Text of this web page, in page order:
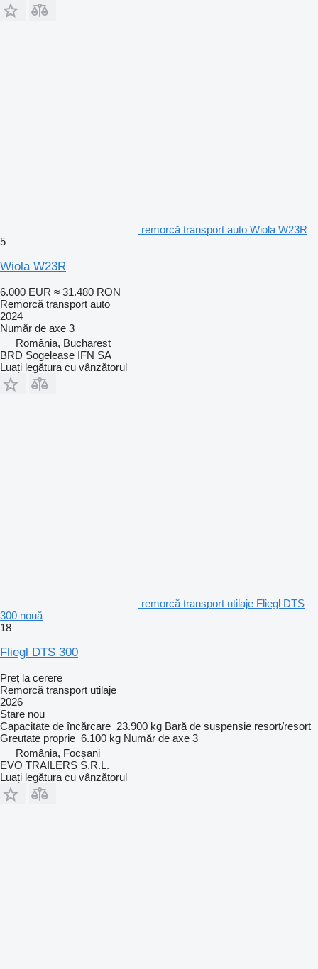
remorcă transport auto Wiola W23R
5
Wiola W23R
6.000 EUR ≈ 31.480 RON
Remorcă transport auto
2024
Număr de axe 3
România, Bucharest
BRD Sogelease IFN SA
Luați legătura cu vânzătorul
remorcă transport utilaje Fliegl DTS
300 nouă
18
Fliegl DTS 300
Preț la cerere
Remorcă transport utilaje
2026
Stare nou
Capacitate de încărcare 23.900 kg Bară de suspensie resort/resort
Greutate proprie 6.100 kg Număr de axe 3
România, Focșani
EVO TRAILERS S.R.L.
Luați legătura cu vânzătorul